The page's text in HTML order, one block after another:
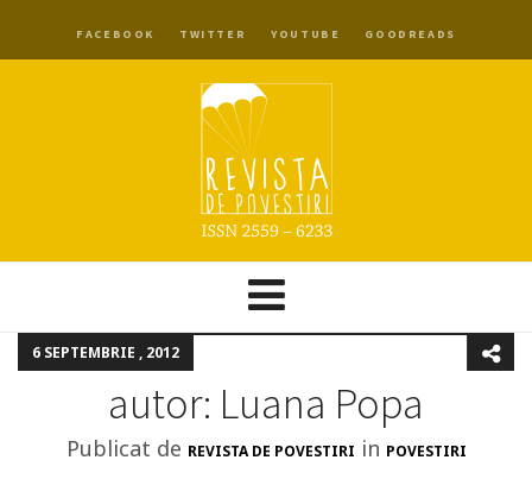
FACEBOOK TWITTER YOUTUBE GOODREADS
6 SEPTEMBRIE , 2012
autor: Luana Popa
Publicat de REVISTA DE POVESTIRI in POVESTIRI